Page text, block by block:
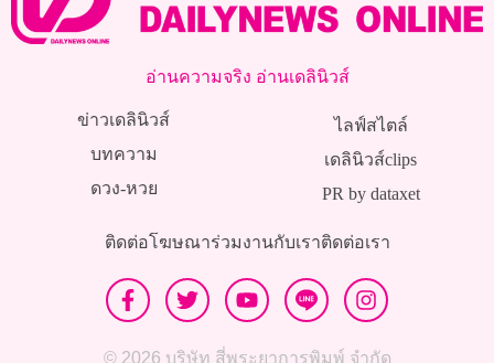
อ่านความจริง อ่านเดลินิวส์
ข่าวเดลินิวส์
บทความ
ดวง-หวย
ไลฟ์สไตล์
เดลินิวส์clips
PR by dataxet
ติดต่อโฆษณาร่วมงานกับเราติดต่อเรา
© 2026 บริษัท สี่พระยาการพิมพ์ จำกัด